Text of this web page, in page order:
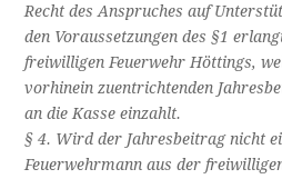
Recht des Anspruches auf
den Voraussetzungen des §1
freiwilligen Feuerwehr Höttings,
vorhinein zuentrichtenden
an die Kasse einzahlt.
§ 4. Wird der Jahresbeitrag nicht
Feuerwehrmann aus der